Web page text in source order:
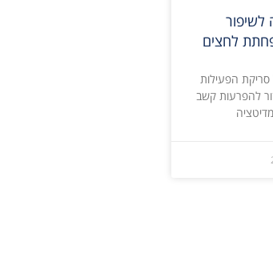
לשיפור
לחצים
סריקת הפעילות
להפרעות קשב